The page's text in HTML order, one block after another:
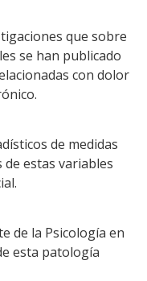
que sobre
se han publicado
con dolor
de medidas
estas variables
de la Psicología en
esta patología